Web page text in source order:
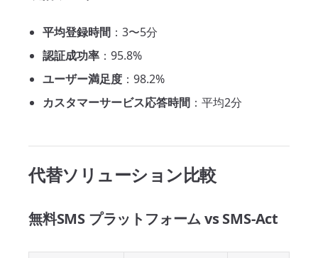
平均登録時間 ：3〜5分
認証成功率 ：95.8%
ユーザー満足度 ：98.2%
カスタマーサービス応答時間 ：平均2分
代替ソリューション比較
無料SMS プラットフォーム vs SMS-Act